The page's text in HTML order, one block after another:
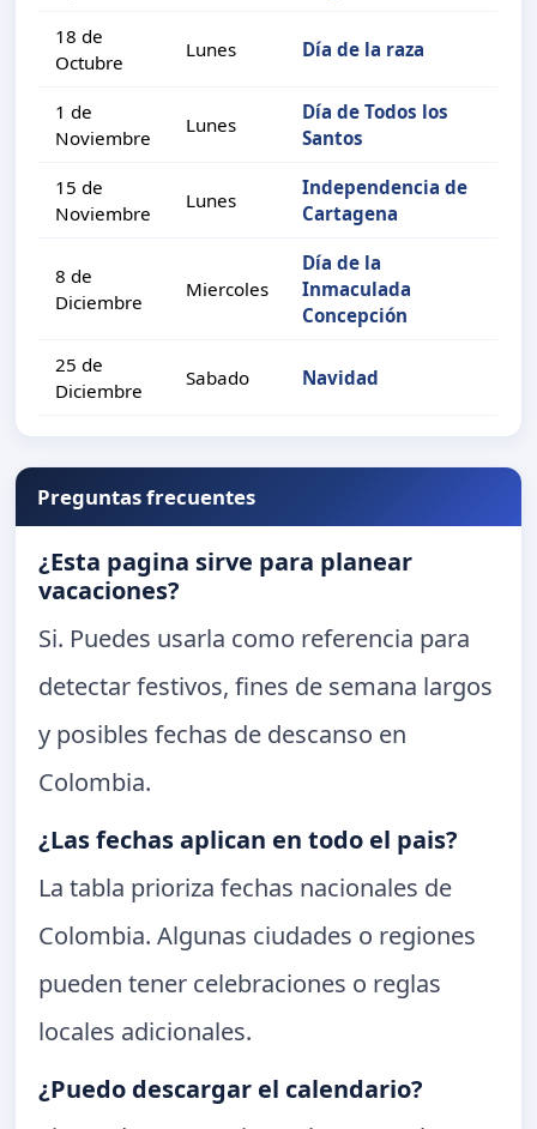
18 de
Octubre
Lunes Día de la raza
1 de
Noviembre
Lunes
Día de Todos los
Santos
15 de
Noviembre
Lunes
Independencia de
Cartagena
8 de
Diciembre
Miercoles
Día de la
Inmaculada
Concepción
25 de
Diciembre
Sabado Navidad
Preguntas frecuentes
¿Esta pagina sirve para planear
vacaciones?
Si. Puedes usarla como referencia para
detectar festivos, fines de semana largos
y posibles fechas de descanso en
Colombia.
¿Las fechas aplican en todo el pais?
La tabla prioriza fechas nacionales de
Colombia. Algunas ciudades o regiones
pueden tener celebraciones o reglas
locales adicionales.
¿Puedo descargar el calendario?